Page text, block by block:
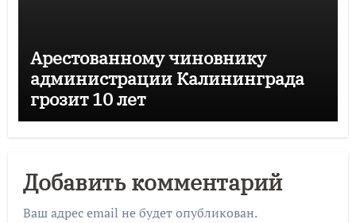
Арестованному чиновнику
администрации Калининграда
грозит 10 лет
Добавить комментарий
Ваш адрес email не будет опубликован.